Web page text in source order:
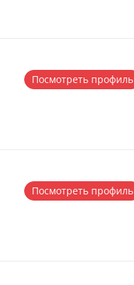
Посмотреть профиль
Посмотреть профиль